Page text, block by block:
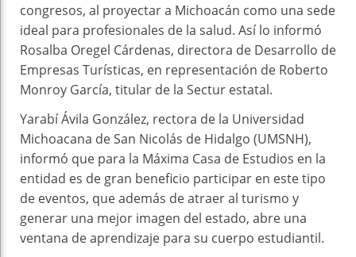
congresos, al proyectar a Michoacán como una sede
ideal para profesionales de la salud. Así lo informó
Rosalba Oregel Cárdenas, directora de Desarrollo de
Empresas Turísticas, en representación de Roberto
Monroy García, titular de la Sectur estatal.
Yarabí Ávila González, rectora de la Universidad
Michoacana de San Nicolás de Hidalgo (UMSNH),
informó que para la Máxima Casa de Estudios en la
entidad es de gran beneficio participar en este tipo
de eventos, que además de atraer al turismo y
generar una mejor imagen del estado, abre una
ventana de aprendizaje para su cuerpo estudiantil.